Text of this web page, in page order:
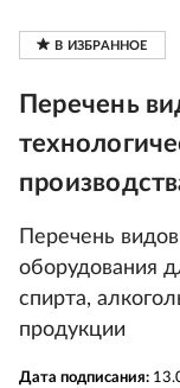
Перечень
Перечень
оборудования
спирта,
продукции
Дата подписания: